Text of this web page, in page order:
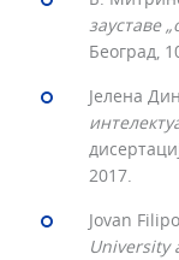
зауставе
Београд,
Јелена
2017.
Jovan
University